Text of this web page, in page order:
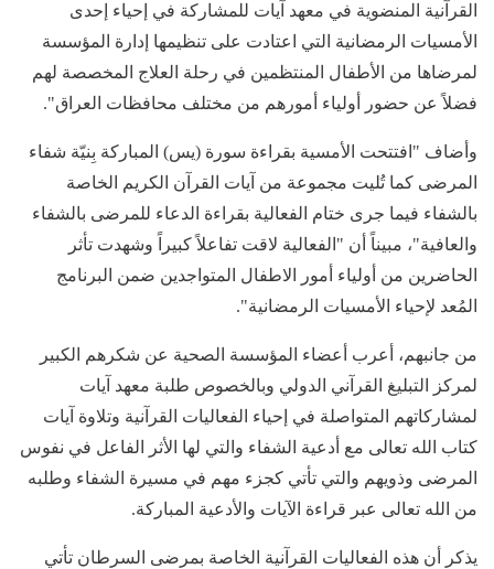
القرآنية المنضوية في معهد آيات للمشاركة في إحياء إحدى
الأمسيات الرمضانية التي اعتادت على تنظيمها إدارة المؤسسة
لمرضاها من الأطفال المنتظمين في رحلة العلاج المخصصة لهم
فضلاً عن حضور أولياء أمورهم من مختلف محافظات العراق".
وأضاف "افتتحت الأمسية بقراءة سورة (يس) المباركة بِنيّة شفاء
المرضى كما تُليت مجموعة من آيات القرآن الكريم الخاصة
بالشفاء فيما جرى ختام الفعالية بقراءة الدعاء للمرضى بالشفاء
والعافية"، مبيناً أن "الفعالية لاقت تفاعلاً كبيراً وشهدت تأثر
الحاضرين من أولياء أمور الاطفال المتواجدين ضمن البرنامج
المُعد لإحياء الأمسيات الرمضانية".
من جانبهم، أعرب أعضاء المؤسسة الصحية عن شكرهم الكبير
لمركز التبليغ القرآني الدولي وبالخصوص طلبة معهد آيات
لمشاركاتهم المتواصلة في إحياء الفعاليات القرآنية وتلاوة آيات
كتاب الله تعالى مع أدعية الشفاء والتي لها الأثر الفاعل في نفوس
المرضى وذويهم والتي تأتي كجزء مهم في مسيرة الشفاء وطلبه
من الله تعالى عبر قراءة الآيات والأدعية المباركة.
يذكر أن هذه الفعاليات القرآنية الخاصة بمرضى السرطان تأتي